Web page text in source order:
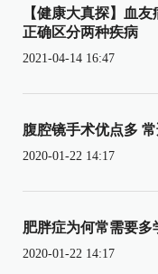
【健康大真探】血
正确区分两种疾病
2021-04-14 16:47
腹腔镜手术优点多
2020-01-22 14:17
肥胖症为何常需要多
2020-01-22 14:17